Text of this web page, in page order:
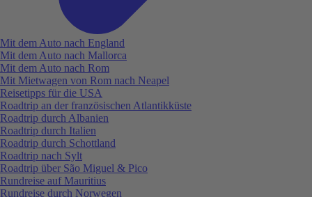
Mit dem Auto nach England
Mit dem Auto nach Mallorca
Mit dem Auto nach Rom
Mit Mietwagen von Rom nach Neapel
Reisetipps für die USA
Roadtrip an der französischen Atlantikküste
Roadtrip durch Albanien
Roadtrip durch Italien
Roadtrip durch Schottland
Roadtrip nach Sylt
Roadtrip über São Miguel & Pico
Rundreise auf Mauritius
Rundreise durch Norwegen